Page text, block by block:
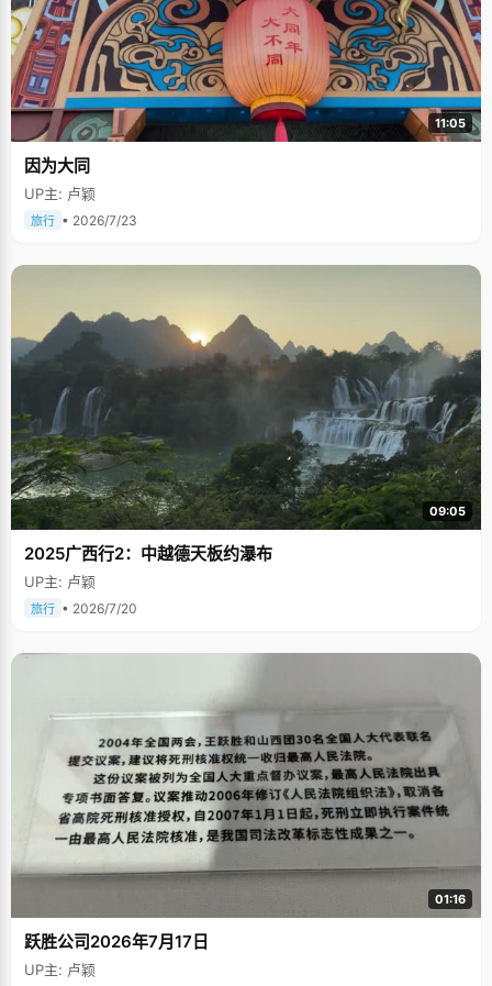
11:05
因为大同
UP主: 卢颖
旅行 • 2026/7/23
09:05
2025广西行2：中越德天板约瀑布
UP主: 卢颖
旅行 • 2026/7/20
01:16
跃胜公司2026年7月17日
UP主: 卢颖